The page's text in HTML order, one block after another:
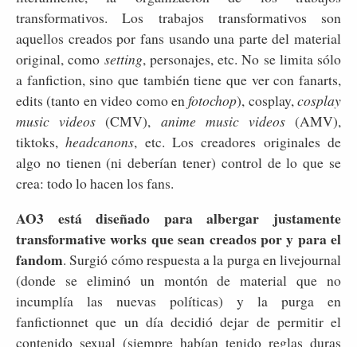
transformativos. Los trabajos transformativos son
aquellos creados por fans usando una parte del material
original, como setting, personajes, etc. No se limita sólo
a fanfiction, sino que también tiene que ver con fanarts,
edits (tanto en video como enfotochop), cosplay,cosplay
music videos(CMV), anime music videos(AMV),
tiktoks,headcanons, etc. Los creadores originales de
algo no tienen (ni deberían tener) control de lo que se
crea: todo lo hacen los fans.
AO3 está diseñado para albergar justamente
transformative works que sean creados por y para el
fandom. Surgió cómo respuesta a la purga en livejournal
(donde se eliminó un montón de material que no
incumplía las nuevas políticas) y la purga en
fanfictionnet que un día decidió dejar de permitir el
contenido sexual (siempre habían tenido reglas duras